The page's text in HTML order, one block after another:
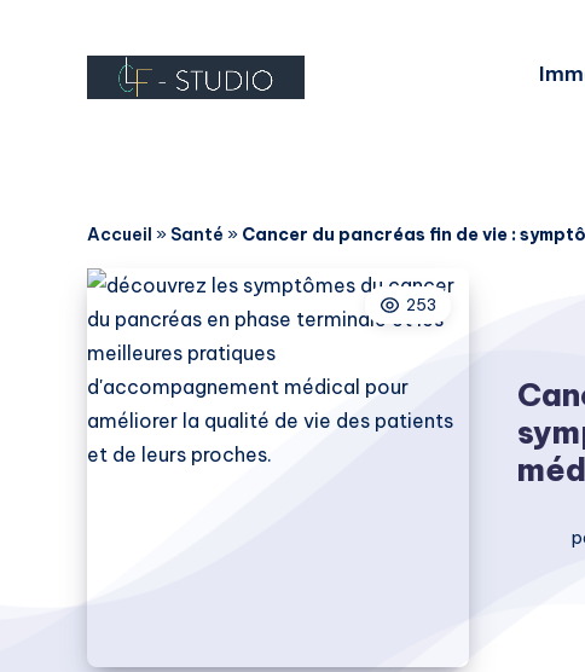
Accueil » Santé » Cancer du pancréas fin de vie :
253